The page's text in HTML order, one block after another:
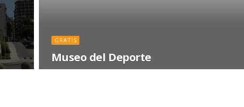
GRATIS
Museo del Deporte